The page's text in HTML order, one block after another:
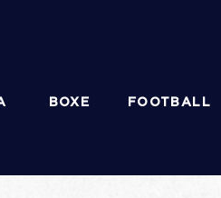
BOXE FOOTBALL